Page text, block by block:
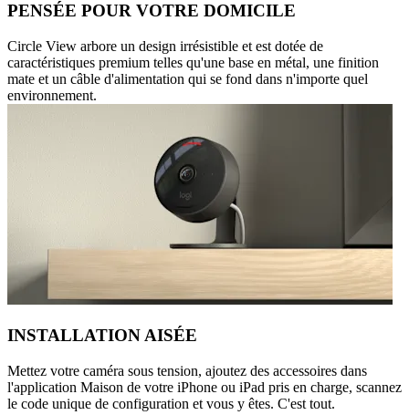
PENSÉE POUR VOTRE DOMICILE
Circle View arbore un design irrésistible et est dotée de
caractéristiques premium telles qu'une base en métal, une finition
mate et un câble d'alimentation qui se fond dans n'importe quel
environnement.
INSTALLATION AISÉE
Mettez votre caméra sous tension, ajoutez des accessoires dans
l'application Maison de votre iPhone ou iPad pris en charge, scannez
le code unique de configuration et vous y êtes. C'est tout.